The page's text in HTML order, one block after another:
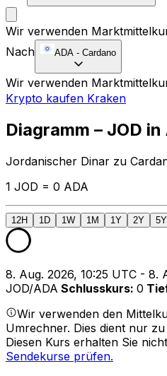
Wir verwenden
Nach
ADA - Cardano
Wir verwenden
Krypto kaufen Kraken
Diagramm – JOD in
Jordanischer Dinar zu
1 JOD = 0 ADA
12H 1D 1W 1M 1Y 2Y 5Y
8. Aug. 2026, 10:25 UTC - 8.
JOD/ADA Schlusskurs: 0
Wir verwenden den
Umrechner. Dies dient nur
Diesen Kurs erhalten Sie
Sendekurse prüfen.